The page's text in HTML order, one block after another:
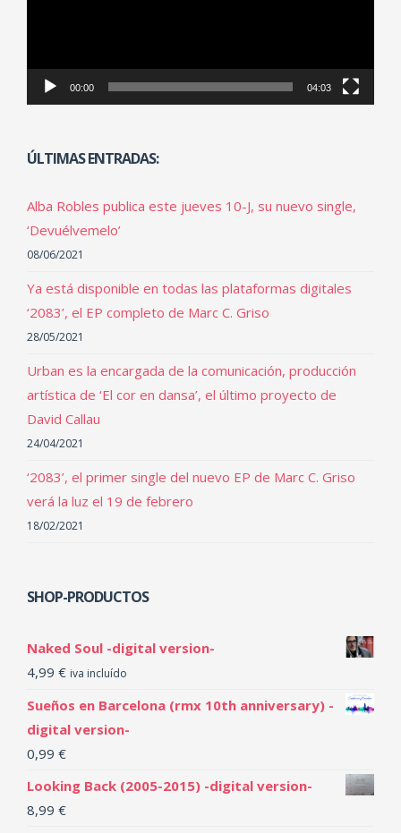
00:00 04:03
ÚLTIMAS ENTRADAS:
Alba Robles publica este jueves 10-J, su nuevo single,
‘Devuélvemelo’
08/06/2021
Ya está disponible en todas las plataformas digitales
‘2083’, el EP completo de Marc C. Griso
28/05/2021
Urban es la encargada de la comunicación, producción
artística de ‘El cor en dansa’, el último proyecto de
David Callau
24/04/2021
‘2083’, el primer single del nuevo EP de Marc C. Griso
verá la luz el 19 de febrero
18/02/2021
SHOP-PRODUCTOS
Naked Soul -digital version-
4,99 € iva incluído
Sueños en Barcelona (rmx 10th anniversary) -
digital version-
0,99 €
Looking Back (2005-2015) -digital version-
8,99 €